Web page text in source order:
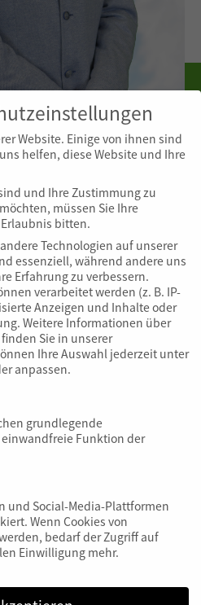
– Markus Rubsch
uns eine Mail!
an!
9390
sich mit uns!
Wertstoffhof
Website. Einige von ihnen sind
helfen, diese Website und Ihre
und Ihre Zustimmung zu
müssen Sie Ihre
bitten.
Technologien auf unserer
essenziell, während andere uns
Erfahrung zu verbessern.
verarbeitet werden (z. B. IP-
Anzeigen und Inhalte oder
Weitere Informationen über
Sie in unserer
Ihre Auswahl jederzeit unter
anpassen.
grundlegende
Funktion der
und Social-Media-Plattformen
Wenn Cookies von
bedarf der Zugriff auf
Einwilligung mehr.